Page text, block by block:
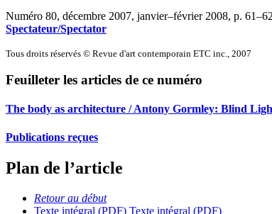
Numéro 80, décembre 2007, janvier–février 2008, p. 61–62
Spectateur/Spectator
Tous droits réservés © Revue d'art contemporain ETC inc., 2007
Feuilleter les articles de ce numéro
The body as architecture / Antony Gormley: Blind
Publications reçues
Plan de l’article
Retour au début
Texte intégral (PDF) Texte intégral (PDF)